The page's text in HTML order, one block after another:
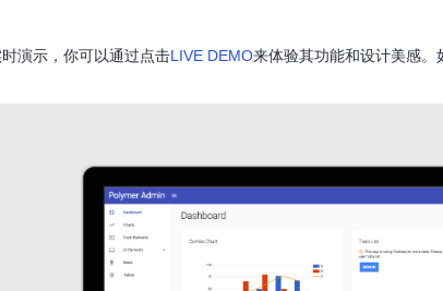
演示，你可以通过点击LIVE DEMO来体验其功能和设计美感